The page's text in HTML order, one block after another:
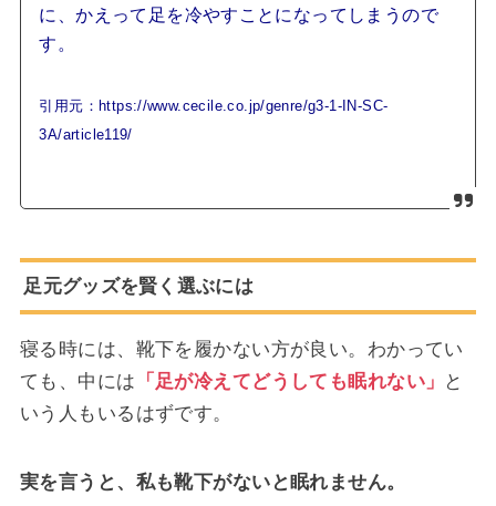
に、かえって足を冷やすことになってしまうので
す。
引用元：https://www.cecile.co.jp/genre/g3-1-IN-SC-
3A/article119/
足元グッズを賢く選ぶには
寝る時には、靴下を履かない方が良い。わかってい
ても、中には 「足が冷えてどうしても眠れない」 と
いう人もいるはずです。
実を言うと、私も靴下がないと眠れません。